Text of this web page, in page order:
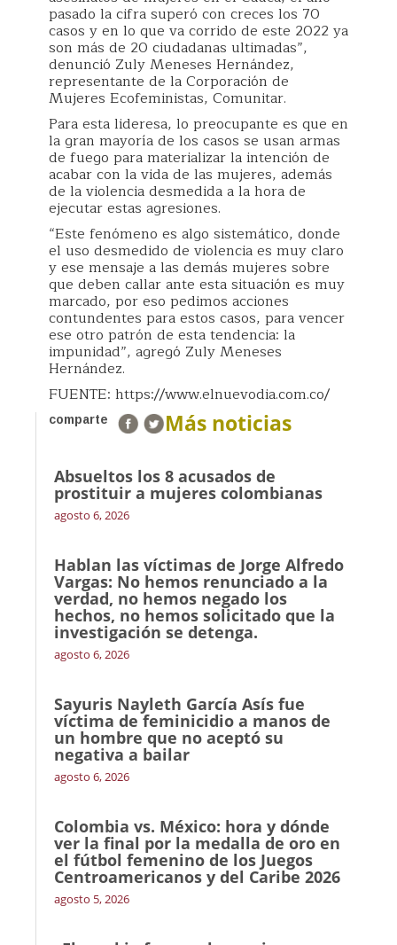
pasado la cifra superó con creces los 70
casos y en lo que va corrido de este 2022 ya
son más de 20 ciudadanas ultimadas”,
denunció Zuly Meneses Hernández,
representante de la Corporación de
Mujeres Ecofeministas, Comunitar.
Para esta lideresa, lo preocupante es que en
la gran mayoría de los casos se usan armas
de fuego para materializar la intención de
acabar con la vida de las mujeres, además
de la violencia desmedida a la hora de
ejecutar estas agresiones.
“Este fenómeno es algo sistemático, donde
el uso desmedido de violencia es muy claro
y ese mensaje a las demás mujeres sobre
que deben callar ante esta situación es muy
marcado, por eso pedimos acciones
contundentes para estos casos, para vencer
ese otro patrón de esta tendencia: la
impunidad”, agregó Zuly Meneses
Hernández.
FUENTE: https://www.elnuevodia.com.co/
comparte Más noticias
Absueltos los 8 acusados de
prostituir a mujeres colombianas
agosto 6, 2026
Hablan las víctimas de Jorge Alfredo
Vargas: No hemos renunciado a la
verdad, no hemos negado los
hechos, no hemos solicitado que la
investigación se detenga.
agosto 6, 2026
Sayuris Nayleth García Asís fue
víctima de feminicidio a manos de
un hombre que no aceptó su
negativa a bailar
agosto 6, 2026
Colombia vs. México: hora y dónde
ver la final por la medalla de oro en
el fútbol femenino de los Juegos
Centroamericanos y del Caribe 2026
agosto 5, 2026